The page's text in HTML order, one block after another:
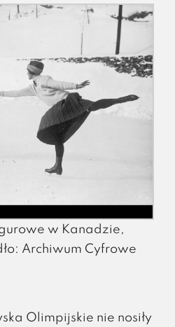
w Kanadzie,
Archiwum Cyfrowe
Olimpijskie nie nosiły